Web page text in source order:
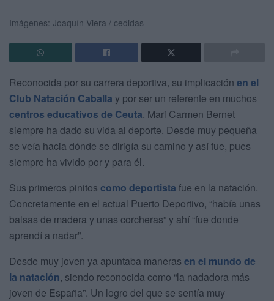
Imágenes: Joaquín Viera / cedidas
Reconocida por su carrera deportiva, su implicación en el
Club Natación Caballa y por ser un referente en muchos
centros educativos de Ceuta. Mari Carmen Bernet
siempre ha dado su vida al deporte. Desde muy pequeña
se veía hacia dónde se dirigía su camino y así fue, pues
siempre ha vivido por y para él.
Sus primeros pinitos como deportista fue en la natación.
Concretamente en el actual Puerto Deportivo, “había unas
balsas de madera y unas corcheras” y ahí “fue donde
aprendí a nadar”.
Desde muy joven ya apuntaba maneras en el mundo de
la natación, siendo reconocida como “la nadadora más
joven de España”. Un logro del que se sentía muy